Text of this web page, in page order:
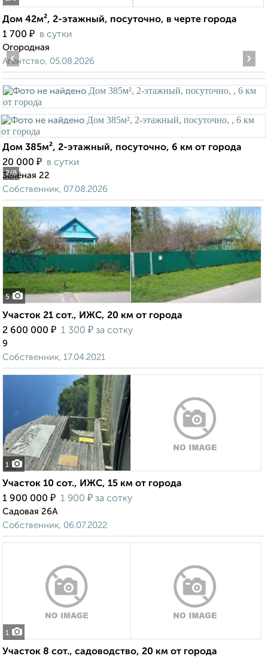
Дом 42м², 2-этажный, посуточно, в черте города
1 700 ₽ в сутки
Огородная
Агентство, 05.08.2026
2/8
‹ ›
Дом 385м², 2-этажный, посуточно, 6 км от города
20 000 ₽ в сутки
Зелёная 22
Собственник, 07.08.2026
5
Участок 21 сот., ИЖС, 20 км от города
2 600 000 ₽ 1 300 ₽ за сотку
9
Собственник, 17.04.2021
1
Участок 10 сот., ИЖС, 15 км от города
1 900 000 ₽ 1 900 ₽ за сотку
Садовая 26А
Собственник, 06.07.2022
1
Участок 8 сот., садоводство, 20 км от города